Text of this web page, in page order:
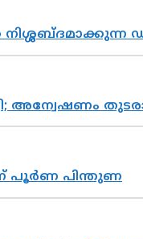
അന്വേഷണം
പൂർണ പിന്തുണ